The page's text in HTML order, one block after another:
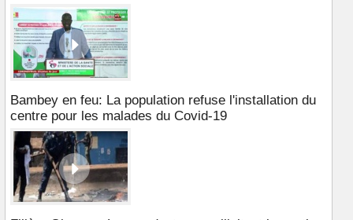
Bambey en feu: La population refuse l'installation du
centre pour les malades du Covid-19